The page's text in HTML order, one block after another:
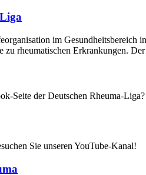
im
zu rheumatischen Erkrankungen.
Seite der Deutschen Rheuma-Liga?
Sie unseren YouTube-Kanal!